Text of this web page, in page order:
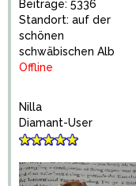
Beiträge: 5336
Standort: auf der
schönen
schwäbischen Alb
Offline
Nilla
Diamant-User